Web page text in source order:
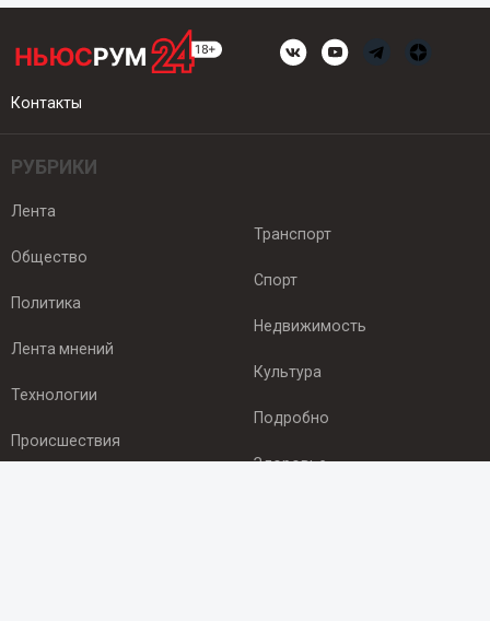
Контакты
РУБРИКИ
Лента
Общество
Политика
Лента мнений
Технологии
Происшествия
Транспорт
Спорт
Недвижимость
Культура
Подробно
Здоровье